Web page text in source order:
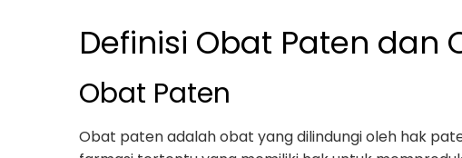
Definisi Obat Paten dan
Obat Paten
Obat paten adalah obat yang dilindungi oleh hak